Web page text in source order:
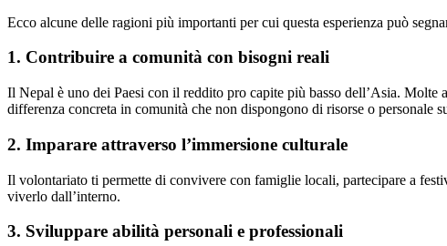
Ecco alcune delle ragioni più importanti per cui questa esperienza può
1. Contribuire a comunità con bisogni reali
Il Nepal è uno dei Paesi con il reddito pro capite più basso dell’Asia. Molte
differenza concreta in comunità che non dispongono di risorse o personale
2. Imparare attraverso l’immersione culturale
Il volontariato ti permette di convivere con famiglie locali, partecipare a
viverlo dall’interno.
3. Sviluppare abilità personali e professionali